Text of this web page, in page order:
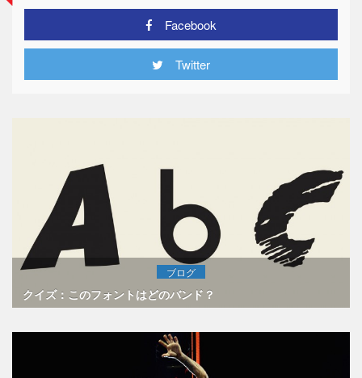
Facebook
Twitter
ブログ
クイズ：このフォントはどのバンド？